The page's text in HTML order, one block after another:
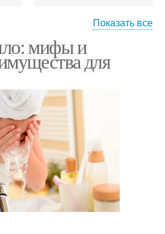
Мыла для кожи
Мыло от прыщей
Показать все
мифы и
для